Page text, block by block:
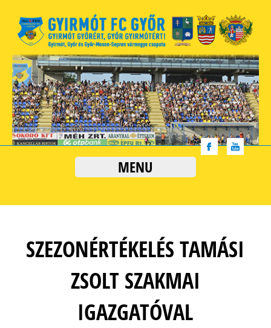
MENU
SZEZONÉRTÉKELÉS TAMÁSI
ZSOLT SZAKMAI
IGAZGATÓVAL